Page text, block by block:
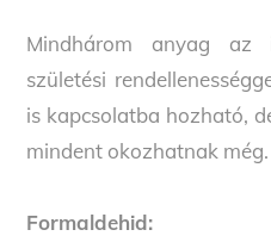
Mindhárom anyag az
születési
is kapcsolatba hozható,
mindent okozhatnak még.
Formaldehid: